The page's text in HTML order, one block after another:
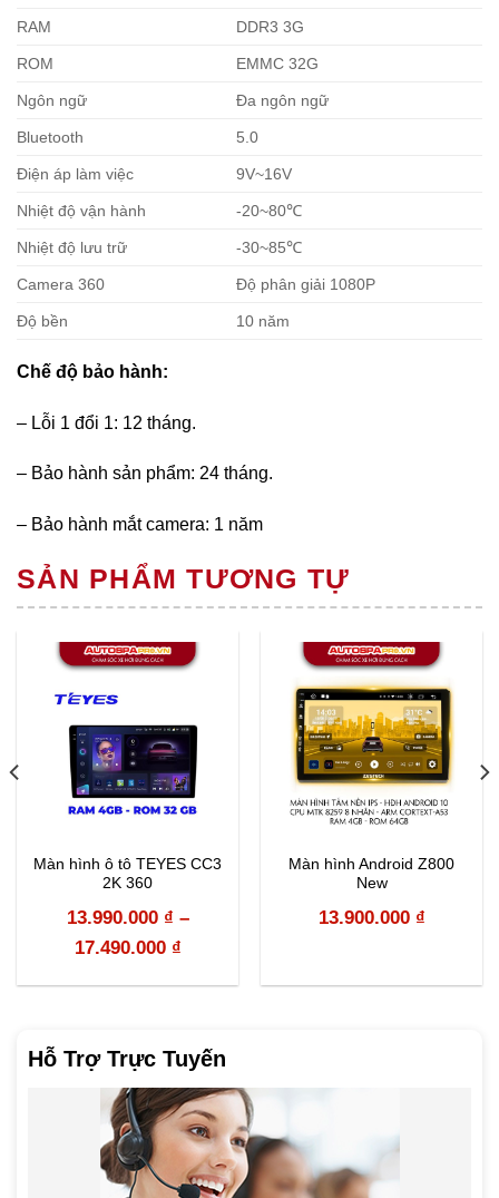
Hỗ Trợ Trực Tuyến
RAM DDR3 3G
ROM EMMC 32G
Ngôn ngữ Đa ngôn ngữ
Bluetooth 5.0
Điện áp làm việc 9V~16V
Nhiệt độ vận hành -20~80℃
Nhiệt độ lưu trữ -30~85℃
Camera 360 Độ phân giải 1080P
Độ bền 10 năm
Chế độ bảo hành:
– Lỗi 1 đổi 1: 12 tháng.
– Bảo hành sản phẩm: 24 tháng.
– Bảo hành mắt camera: 1 năm
SẢN PHẨM TƯƠNG TỰ
Màn hình ô tô TEYES CC3
2K 360
13.990.000 ₫ –
17.490.000 ₫
Màn hình Android Z800
New
13.900.000 ₫